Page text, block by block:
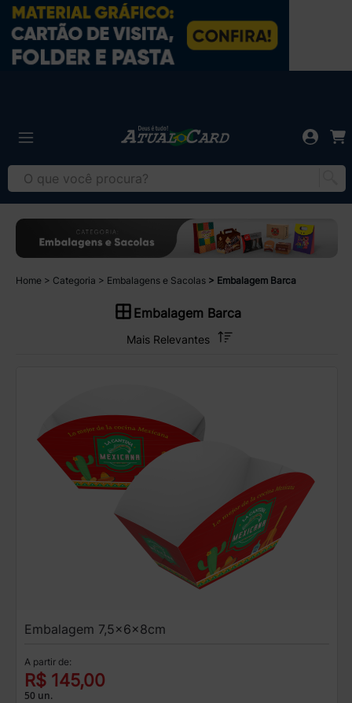
Home Categoria Embalagens e Sacolas Embalagem Barca
Embalagem Barca
Embalagem 7,5x6x8cm
A partir de:
R$ 145,00
50 un.